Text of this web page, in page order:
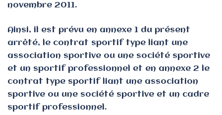
novembre 2011.
Ainsi, il est prévu en annexe 1 du présent
arrêté, le contrat sportif type liant une
association sportive ou une société sportive
et un sportif professionnel et en annexe 2 le
contrat type sportif liant une association
sportive ou une société sportive et un cadre
sportif professionnel.